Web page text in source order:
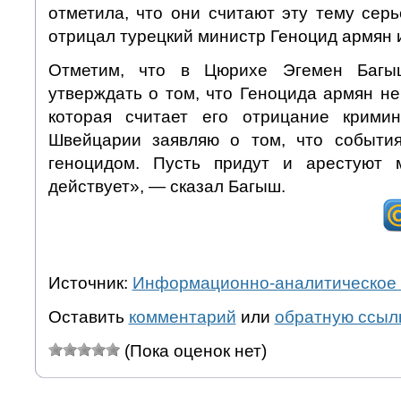
отметила, что они считают эту тему
отрицал турецкий министр Геноцид армян
Отметим, что в Цюрихе Эгемен
утверждать о том, что Геноцида армян
которая считает его отрицание
Швейцарии заявляю о том, что
геноцидом. Пусть придут и арестуют
действует», — сказал Багыш.
Источник: Информационно-аналитическое
Оставить комментарий или обратную
(Пока оценок нет)